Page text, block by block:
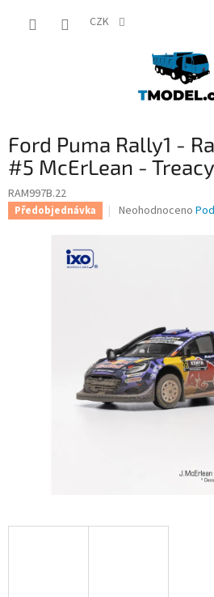
CZK
Ford Puma Rally1 -
#5 McErLean - Treacy
RAM997B.22
Předobjednávka
Průměrné
Neohodnoceno